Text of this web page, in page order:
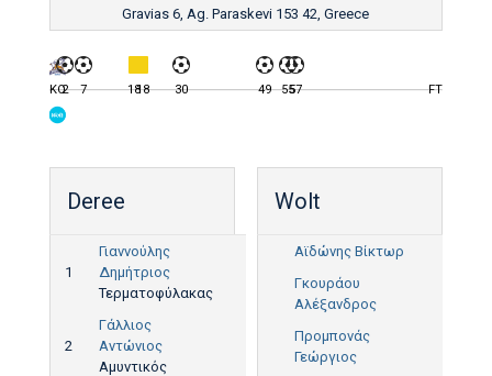
Gravias 6, Ag. Paraskevi 153 42, Greece
KO2 7 1818 30 49 5557 FT
Deree
1
Γιαννούλης
Δημήτριος
Τερματοφύλακας
2
Γάλλιος
Αντώνιος
Αμυντικός
Wolt
Αϊδώνης Βίκτωρ
Γκουράου
Αλέξανδρος
Προμπονάς
Γεώργιος